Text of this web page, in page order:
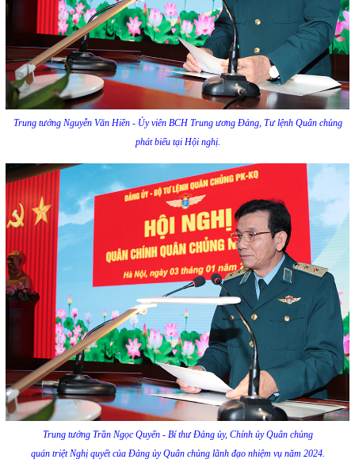
Trung tướng Nguyễn Văn Hiền - Ủy viên BCH Trung ương Đảng, Tư lệnh Quân chủng
phát biểu tại Hội nghị.
Trung tướng Trần Ngọc Quyến - Bí thư Đảng ủy, Chính ủy Quân chủng
quán triệt Nghị quyết của Đảng ủy Quân chủng lãnh đạo nhiệm vụ năm 2024.